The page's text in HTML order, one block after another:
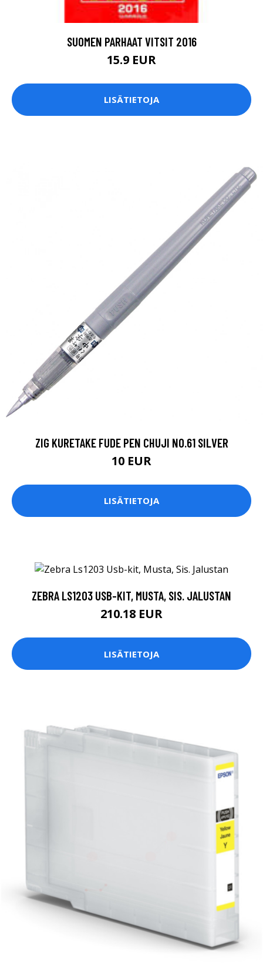
SUOMEN PARHAAT VITSIT 2016
15.9 EUR
LISÄTIETOJA
ZIG KURETAKE FUDE PEN CHUJI NO.61 SILVER
10 EUR
LISÄTIETOJA
ZEBRA LS1203 USB-KIT, MUSTA, SIS. JALUSTAN
210.18 EUR
LISÄTIETOJA